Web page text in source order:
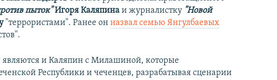
пыток" Игоря Каляпина и журналистку "Новой
"террористами". Ранее онназвал семью Янгулбаевых
являются и Каляпин с Милашиной, которые
Республики и чеченцев, разрабатывая сценарии